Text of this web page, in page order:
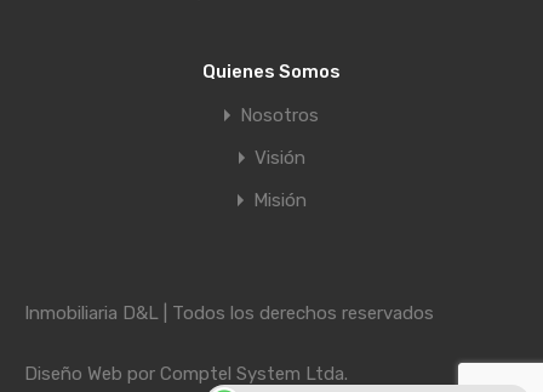
Quienes Somos
Nosotros
Visión
Misión
Inmobiliaria D&L | Todos los derechos reservados
Diseño Web por Comptel System Ltda.